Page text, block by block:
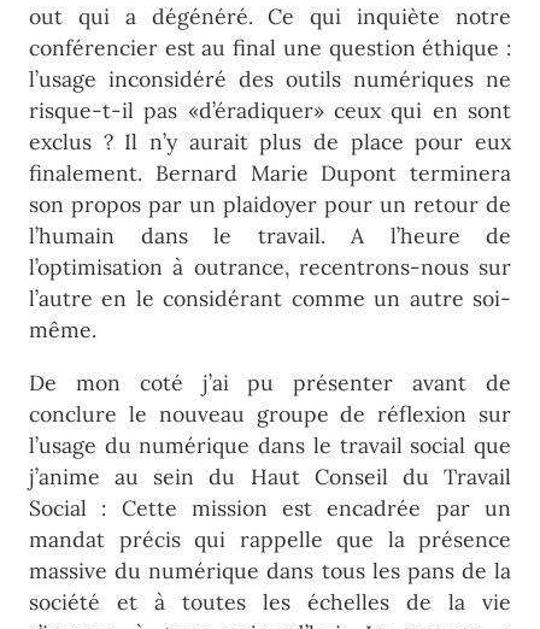
out qui a dégénéré. Ce qui inquiète notre
conférencier est au final une question éthique :
l’usage inconsidéré des outils numériques ne
risque-t-il pas «d’éradiquer» ceux qui en sont
exclus ? Il n’y aurait plus de place pour eux
finalement. Bernard Marie Dupont terminera
son propos par un plaidoyer pour un retour de
l’humain dans le travail. A l’heure de
l’optimisation à outrance, recentrons-nous sur
l’autre en le considérant comme un autre soi-
même.
De mon coté j’ai pu présenter avant de
conclure le nouveau groupe de réflexion sur
l’usage du numérique dans le travail social que
j’anime au sein du Haut Conseil du Travail
Social : Cette mission est encadrée par un
mandat précis qui rappelle que la présence
massive du numérique dans tous les pans de la
société et à toutes les échelles de la vie